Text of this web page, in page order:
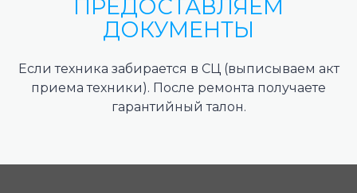
ПРЕДОСТАВЛЯЕМ
ДОКУМЕНТЫ
Если техника забирается в СЦ (выписываем акт
приема техники). После ремонта получаете
гарантийный талон.